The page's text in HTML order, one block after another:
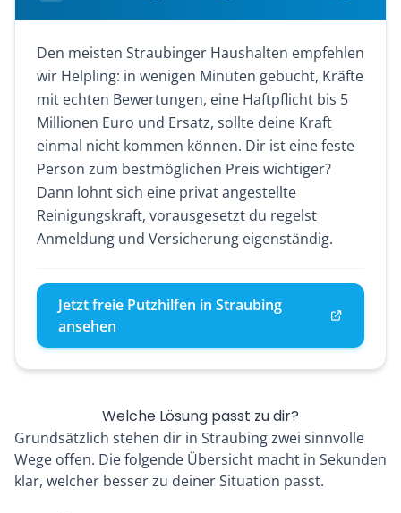
Den meisten Straubinger Haushalten empfehlen
wir Helpling: in wenigen Minuten gebucht, Kräfte
mit echten Bewertungen, eine Haftpflicht bis 5
Millionen Euro und Ersatz, sollte deine Kraft
einmal nicht kommen können. Dir ist eine feste
Person zum bestmöglichen Preis wichtiger?
Dann lohnt sich eine privat angestellte
Reinigungskraft, vorausgesetzt du regelst
Anmeldung und Versicherung eigenständig.
Jetzt freie Putzhilfen in Straubing
ansehen
Welche Lösung passt zu dir?
Grundsätzlich stehen dir in Straubing zwei sinnvolle
Wege offen. Die folgende Übersicht macht in Sekunden
klar, welcher besser zu deiner Situation passt.